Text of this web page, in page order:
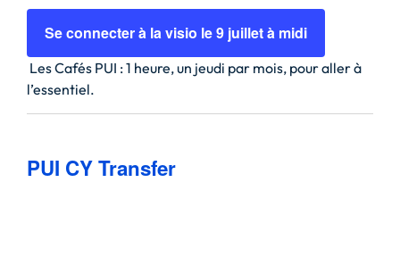
Se connecter à la visio le 9 juillet à midi
Les Cafés PUI : 1 heure, un jeudi par mois, pour aller à
l’essentiel.
PUI CY Transfer